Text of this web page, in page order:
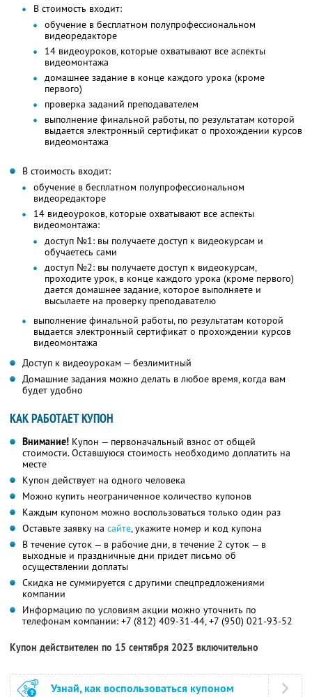
В стоимость входит:
обучение в бесплатном полупрофессиональном
видеоредакторе
14 видеоуроков, которые охватывают все аспекты
видеомонтажа
домашнее задание в конце каждого урока (кроме
первого)
проверка заданий преподавателем
выполнение финальной работы, по результатам которой
выдается электронный сертификат о прохождении курсов
видеомонтажа
В стоимость входит:
обучение в бесплатном полупрофессиональном
видеоредакторе
14 видеоуроков, которые охватывают все аспекты
видеомонтажа:
доступ №1: вы получаете доступ к видеокурсам и
обучаетесь сами
доступ №2: вы получаете доступ к видеокурсам,
проходите урок, в конце каждого урока (кроме первого)
дается домашнее задание, которое выполняете и
высылаете на проверку преподавателю
выполнение финальной работы, по результатам которой
выдается электронный сертификат о прохождении курсов
видеомонтажа
Доступ к видеоурокам — безлимитный
Домашние задания можно делать в любое время, когда вам
будет удобно
КАК РАБОТАЕТ КУПОН
Внимание! Купон — первоначальный взнос от общей
стоимости. Оставшуюся стоимость необходимо доплатить на
месте
Купон действует на одного человека
Можно купить неограниченное количество купонов
Каждым купоном можно воспользоваться только один раз
Оставьте заявку на сайте, укажите номер и код купона
В течение суток — в рабочие дни, в течение 2 суток — в
выходные и праздничные дни придет письмо об
осуществлении доплаты
Скидка не суммируется с другими спецпредложениями
компании
Информацию по условиям акции можно уточнить по
телефонам компании: +7 (812) 409-31-44, +7 (950) 021-93-52
Купон действителен по 15 сентября 2023 включительно
Узнай, как воспользоваться купоном